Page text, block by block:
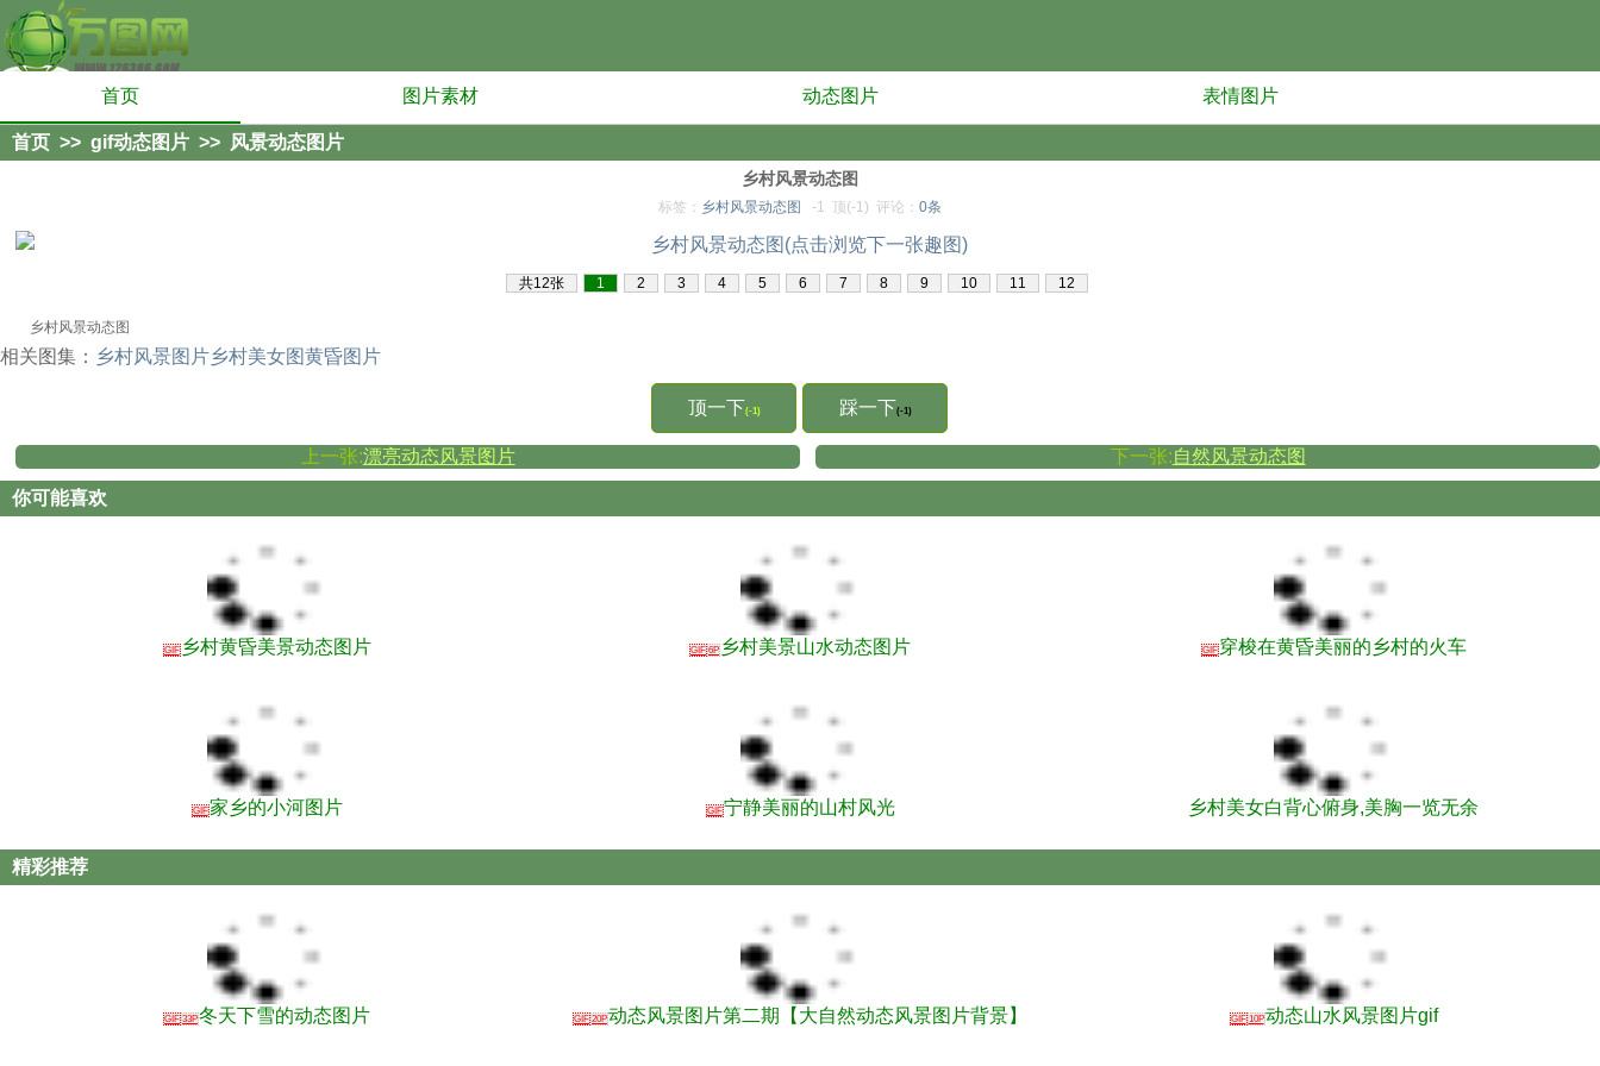
首页 图片素材 动态图片 表情图片
首页 >> gif动态图片 >> 风景动态图片
乡村风景动态图
标签： 乡村风景动态图 -1 顶(-1) 评论： 0条
共12张 1 2 3 4 5 6 7 8 9 10 11 12
乡村风景动态图
相关图集： 乡村风景图片乡村美女图黄昏图片
顶一下(-1) 踩一下(-1)
上一张:漂亮动态风景图片 下一张:自然风景动态图
你可能喜欢
GIF乡村黄昏美景动态图片 GIF 6P 乡村美景山水动态图片 GIF穿梭在黄昏美丽的乡村的火车
GIF家乡的小河图片 GIF宁静美丽的山村风光 乡村美女白背心俯身,美胸一览无余
精彩推荐
GIF 33P冬天下雪的动态图片 GIF 20P动态风景图片第二期【大自然动态风景图片背景】 GIF 10P动态山水风景图片gif